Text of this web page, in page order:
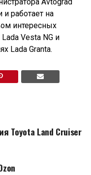
работает на
интересных
Vesta NG и
Lada Granta.
Toyota Land Cruiser